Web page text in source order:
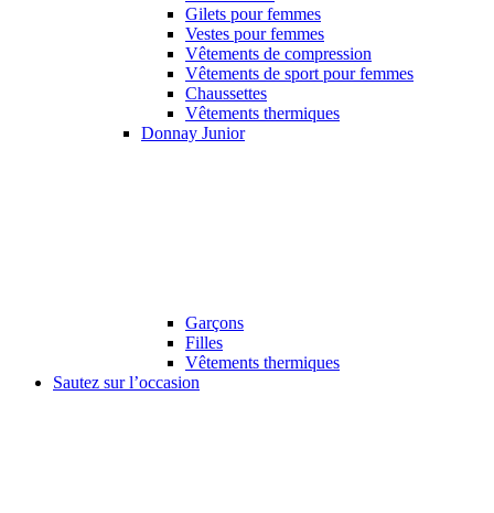
Gilets pour femmes
Vestes pour femmes
Vêtements de compression
Vêtements de sport pour femmes
Chaussettes
Vêtements thermiques
Donnay Junior
Garçons
Filles
Vêtements thermiques
Sautez sur l’occasion